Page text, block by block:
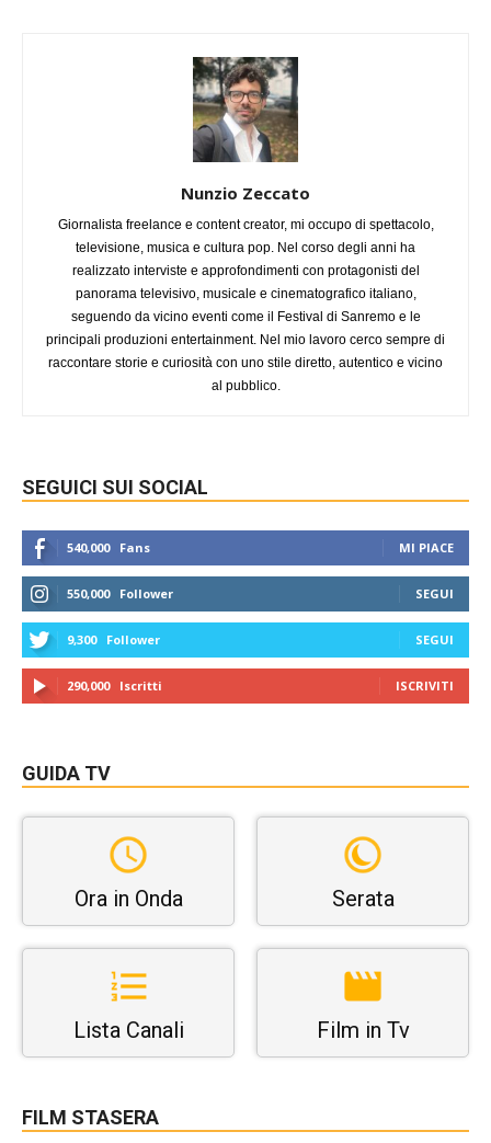
Nunzio Zeccato
Giornalista freelance e content creator, mi occupo di spettacolo,
televisione, musica e cultura pop. Nel corso degli anni ha
realizzato interviste e approfondimenti con protagonisti del
panorama televisivo, musicale e cinematografico italiano,
seguendo da vicino eventi come il Festival di Sanremo e le
principali produzioni entertainment. Nel mio lavoro cerco sempre di
raccontare storie e curiosità con uno stile diretto, autentico e vicino
al pubblico.
SEGUICI SUI SOCIAL
540,000 Fans MI PIACE
550,000 Follower SEGUI
9,300 Follower SEGUI
290,000 Iscritti ISCRIVITI
GUIDA TV
Ora in Onda Serata
Lista Canali Film in Tv
FILM STASERA